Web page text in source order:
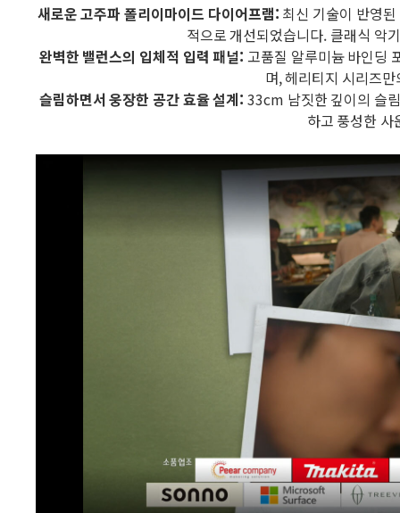
새로운 고주파 폴리이마이드 다이어프램: 최신 기술이 반영
적으로 개선되었습니다. 클래식 악
완벽한 밸런스의 입체적 입력 패널: 고품질 알루미늄 바인딩
며, 헤리티지 시리즈
슬림하면서 웅장한 공간 효율 설계: 33cm 남짓한 깊이의 슬
하고 풍성한